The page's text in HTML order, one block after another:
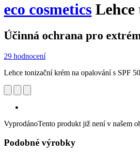
eco cosmetics Lehce
Účinná ochrana pro
29 hodnocení
Lehce tonizační krém na opalování s SPF
VyprodánoTento produkt již není v našem
Podobné výrobky